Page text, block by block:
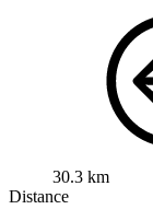
30.3 km
Distance